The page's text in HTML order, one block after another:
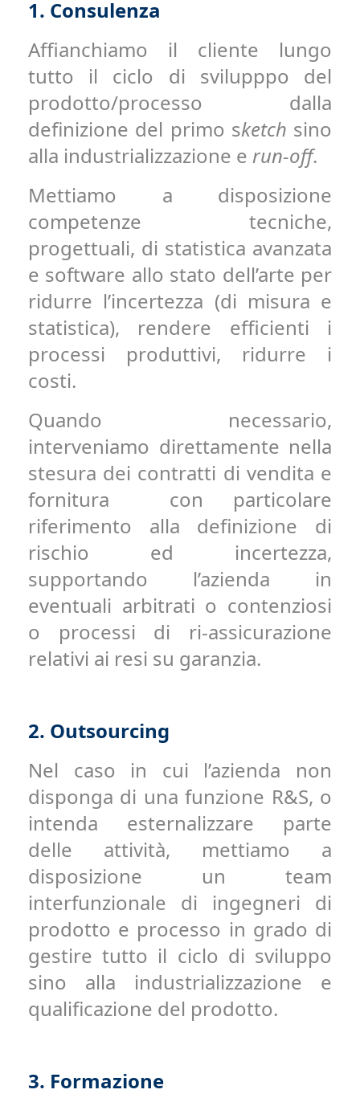
1. Consulenza
Affianchiamo il cliente lungo
tutto il ciclo di svilupppo del
prodotto/processo dalla
definizione del primo sketch sino
alla industrializzazione e run-off.
Mettiamo a disposizione
competenze tecniche,
progettuali, di statistica avanzata
e software allo stato dell’arte per
ridurre l’incertezza (di misura e
statistica), rendere efficienti i
processi produttivi, ridurre i
costi.
Quando necessario,
interveniamo direttamente nella
stesura dei contratti di vendita e
fornitura con particolare
riferimento alla definizione di
rischio ed incertezza,
supportando l’azienda in
eventuali arbitrati o contenziosi
o processi di ri-assicurazione
relativi ai resi su garanzia.
2. Outsourcing
Nel caso in cui l’azienda non
disponga di una funzione R&S, o
intenda esternalizzare parte
delle attività, mettiamo a
disposizione un team
interfunzionale di ingegneri di
prodotto e processo in grado di
gestire tutto il ciclo di sviluppo
sino alla industrializzazione e
qualificazione del prodotto.
3. Formazione